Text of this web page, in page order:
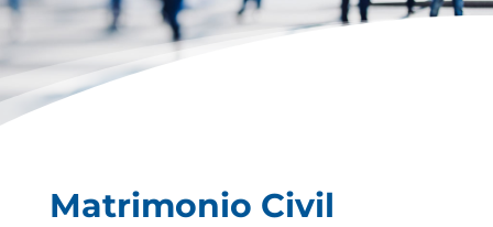
Matrimonio Civil